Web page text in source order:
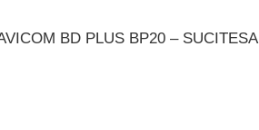
BD PLUS BP20 – SUCITESA